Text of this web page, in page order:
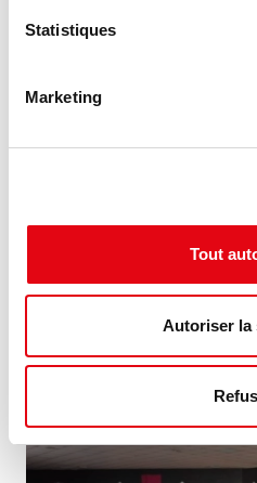
Statistiques
Marketing
Tout
Autoriser la
Location Activités
Divisible dès 280 m²